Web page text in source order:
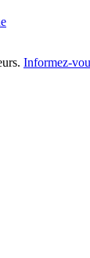
Informez-